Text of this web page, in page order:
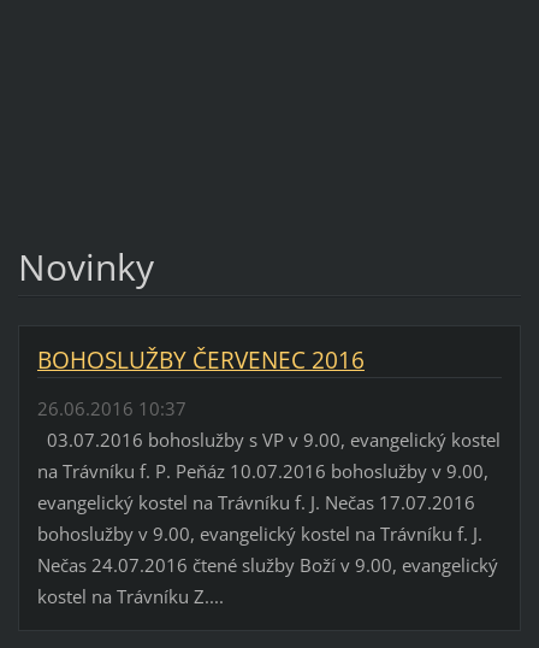
Novinky
BOHOSLUŽBY ČERVENEC 2016
26.06.2016 10:37
03.07.2016 bohoslužby s VP v 9.00, evangelický kostel
na Trávníku f. P. Peňáz 10.07.2016 bohoslužby v 9.00,
evangelický kostel na Trávníku f. J. Nečas 17.07.2016
bohoslužby v 9.00, evangelický kostel na Trávníku f. J.
Nečas 24.07.2016 čtené služby Boží v 9.00, evangelický
kostel na Trávníku Z....